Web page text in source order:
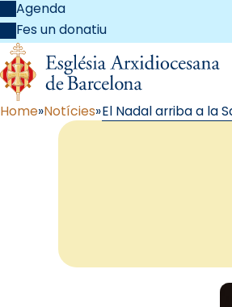
Agenda
Fes un donatiu
Home Notícies El Nadal arriba a la